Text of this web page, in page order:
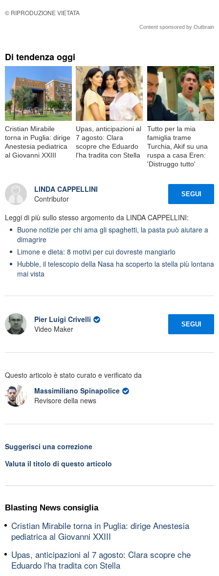
© RIPRODUZIONE VIETATA
Content sponsored by Outbrain
Di tendenza oggi
Cristian Mirabile
torna in Puglia: dirige
Anestesia pediatrica
al Giovanni XXIII
Upas, anticipazioni al
7 agosto: Clara
scopre che Eduardo
l'ha tradita con Stella
Tutto per la mia
famiglia trame
Turchia, Akif su una
ruspa a casa Eren:
'Distruggo tutto'
LINDA CAPPELLINI
Contributor
SEGUI
Leggi di più sullo stesso argomento da LINDA CAPPELLINI:
Buone notizie per chi ama gli spaghetti, la pasta può aiutare a
dimagrire
Limone e dieta: 8 motivi per cui dovreste mangiarlo
Hubble, il telescopio della Nasa ha scoperto la stella più lontana
mai vista
Pier Luigi Crivelli
Video Maker
SEGUI
Questo articolo è stato curato e verificato da
Massimiliano Spinapolice
Revisore della news
Suggerisci una correzione
Valuta il titolo di questo articolo
Blasting News consiglia
Cristian Mirabile torna in Puglia: dirige Anestesia
pediatrica al Giovanni XXIII
Upas, anticipazioni al 7 agosto: Clara scopre che
Eduardo l'ha tradita con Stella